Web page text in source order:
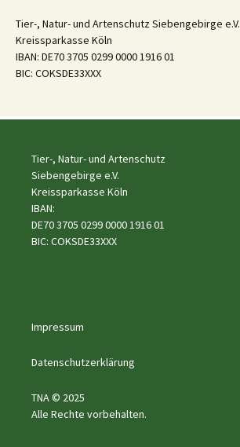
Tier-, Natur- und Artenschutz Siebengebirge e.V.
Kreissparkasse Köln
IBAN: DE70 3705 0299 0000 1916 01
BIC: COKSDE33XXX
Tier-, Natur- und Artenschutz
Siebengebirge e.V.
Kreissparkasse Köln
IBAN:
DE70 3705 0299 0000 1916 01
BIC: COKSDE33XXX
Impressum
Datenschutzerklärung
TNA © 2025
Alle Rechte vorbehalten.